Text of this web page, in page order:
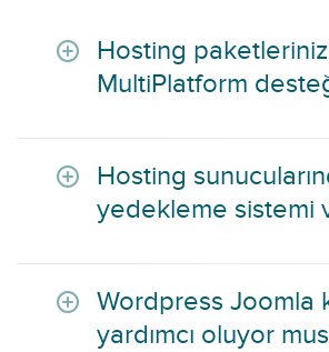
Hosting
MultiPlatform
Hosting
yedekleme sistemi
Wordpress Joomla
yardımcı oluyor